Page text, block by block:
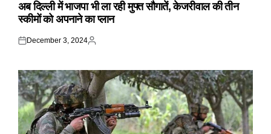
अब दिल्ली में भाजपा भी ला रही मुफ्त सौगातें, केजरीवाल की तीन
स्कीमों को अपनाने का प्लान
Posted
December 3, 2024
Posted